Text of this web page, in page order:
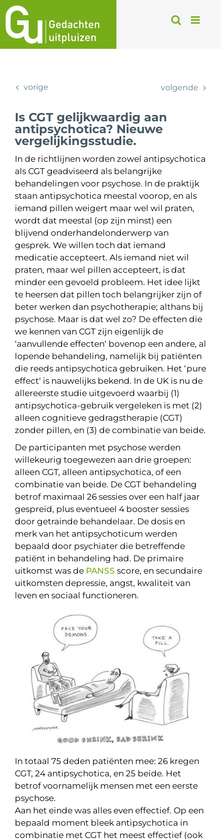
Ga
naar
inhoud
vorige volgende
Is CGT gelijkwaardig aan
antipsychotica? Nieuwe
vergelijkingsstudie.
In de richtlijnen worden zowel antipsychotica
als CGT geadviseerd als belangrijke
behandelingen voor psychose. In de praktijk
staan antipsychotica meestal voorop, en als
iemand pillen weigert maar wel wil praten,
wordt dat meestal (op zijn minst) een
blijvend onderhandelonderwerp van
gesprek. We willen toch dat iemand
medicatie accepteert. Als iemand niet wil
praten, maar wel pillen accepteert, is dat
minder een gevoeld probleem. Het idee lijkt
te heersen dat pillen toch belangrijker zijn of
beter werken dan psychotherapie; althans bij
psychose. Maar is dat wel zo? De effecten die
we kennen van CGT zijn eigenlijk de
‘aanvullende effecten‘ bovenop een andere, al
lopende behandeling, namelijk bij patiënten
die reeds antipsychotica gebruiken. Het ‘pure
effect‘ is nauwelijks bekend. In de UK is nu de
allereerste studie uitgevoerd waarbij (1)
antipsychotica-gebruik vergeleken is met (2)
alleen cognitieve gedragstherapie (CGT)
zonder pillen, en (3) de combinatie van beide.
De participanten met psychose werden
willekeurig toegewezen aan drie groepen:
alleen CGT, alleen antipsychotica, of een
combinatie van beide. De CGT behandeling
betrof maximaal 26 sessies over een half jaar
gespreid, plus eventueel 4 booster sessies
door getrainde behandelaar. De dosis en
merk van het antipsychoticum werden
bepaald door psychiater die betreffende
patiënt in behandeling had. De primaire
uitkomst was de PANSS score, en secundaire
uitkomsten depressie, angst, kwaliteit van
leven en sociaal functioneren.
In totaal 75 deden patiënten mee: 26 kregen
CGT, 24 antipsychotica, en 25 beide. Het
betrof voornamelijk mensen met een eerste
psychose.
Aan het einde was alles even effectief. Op een
bepaald moment bleek antipsychotica in
combinatie met CGT het meest effectief (ook